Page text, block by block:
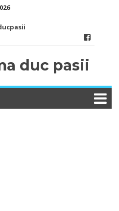
duc pasii